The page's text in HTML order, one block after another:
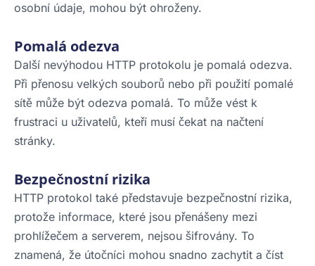
osobní údaje, mohou být ohroženy.
Pomalá odezva
Další nevýhodou HTTP protokolu je pomalá odezva.
Při přenosu velkých souborů nebo při použití pomalé
sítě může být odezva pomalá. To může vést k
frustraci u uživatelů, kteří musí čekat na načtení
stránky.
Bezpečnostní rizika
HTTP protokol také představuje bezpečnostní rizika,
protože informace, které jsou přenášeny mezi
prohlížečem a serverem, nejsou šifrovány. To
znamená, že útočníci mohou snadno zachytit a číst